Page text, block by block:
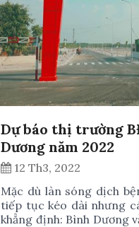
Dự báo thị trường
Dương năm 2022
12 Th3, 2022
Mặc dù làn sóng dịch
tiếp tục kéo dài nhưng
khẳng định: Bình Dương